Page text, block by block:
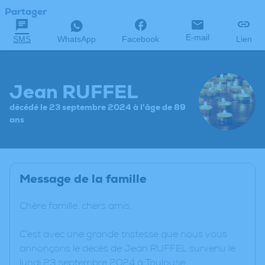
Partager
SMS WhatsApp Facebook E-mail Lien
Jean RUFFEL
décédé le 23 septembre 2024 à l'âge de 89
ans
Message de la famille
Chère famille, chers amis,
C’est avec une grande tristesse que nous vous
annonçons le décès de Jean RUFFEL survenu le
lundi 23 septembre 2024 à Toulouse.